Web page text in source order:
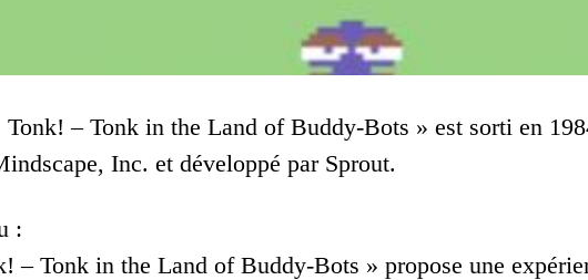
– Tonk in the Land of Buddy-Bots » est sorti en
Inc. et développé par Sprout.
:
– Tonk in the Land of Buddy-Bots » propose une